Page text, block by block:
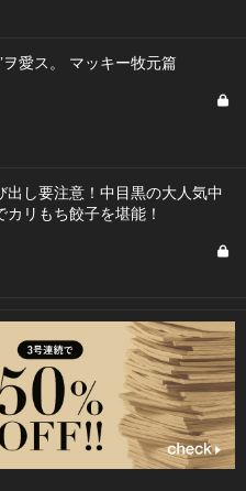
ヲ愛ス。 マッキー牧元篇
出し要注意！中目黒の大人気中
カリもち餃子を堪能！